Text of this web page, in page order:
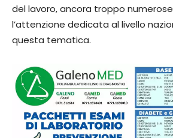
del lavoro, ancora troppo
l’attenzione dedicata al livello
questa tematica.